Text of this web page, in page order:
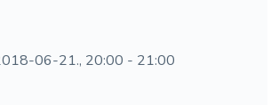
06-21., 20:00 - 21:00